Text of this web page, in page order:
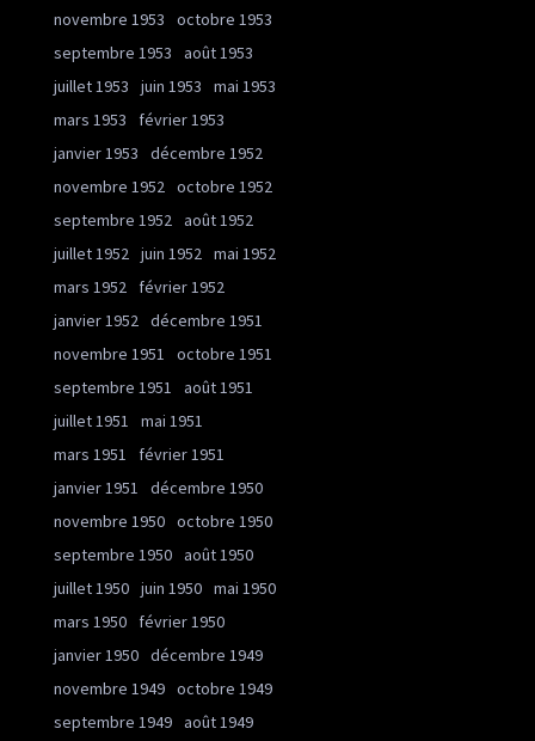
novembre 1953
octobre 1953
septembre 1953
août 1953
juillet 1953
juin 1953
mai 1953
mars 1953
février 1953
janvier 1953
décembre 1952
novembre 1952 octobre 1952
septembre 1952 août 1952
juillet 1952 juin 1952 mai 1952
mars 1952
février 1952
janvier 1952 décembre 1951
novembre 1951
octobre 1951
septembre 1951
août 1951
juillet 1951
mai 1951
mars 1951
février 1951
janvier 1951
décembre 1950
novembre 1950 octobre 1950
septembre 1950 août 1950
juillet 1950 juin 1950 mai 1950
mars 1950
février 1950
janvier 1950 décembre 1949
novembre 1949 octobre 1949
septembre 1949 août 1949